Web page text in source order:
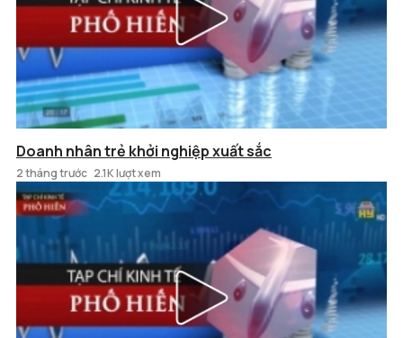
Doanh nhân trẻ khởi nghiệp xuất sắc
2 tháng trước 2.1K lượt xem